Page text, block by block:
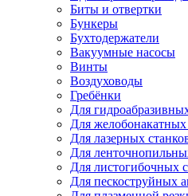
Биты и отвертки
Бункеры
Бухтодержатели
Вакуумные насосы
Винты
Воздуховоды
Гребёнки
Для
Для желобонакатных
Для лазерных
Для
Для листогибочных
Для пескоструйных